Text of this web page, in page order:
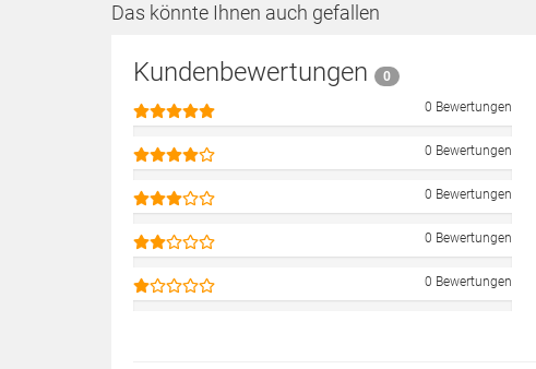
Das könnte Ihnen auch gefallen
Kundenbewertungen
0
0 Bewertungen
0 Bewertungen
0 Bewertungen
0 Bewertungen
0 Bewertungen